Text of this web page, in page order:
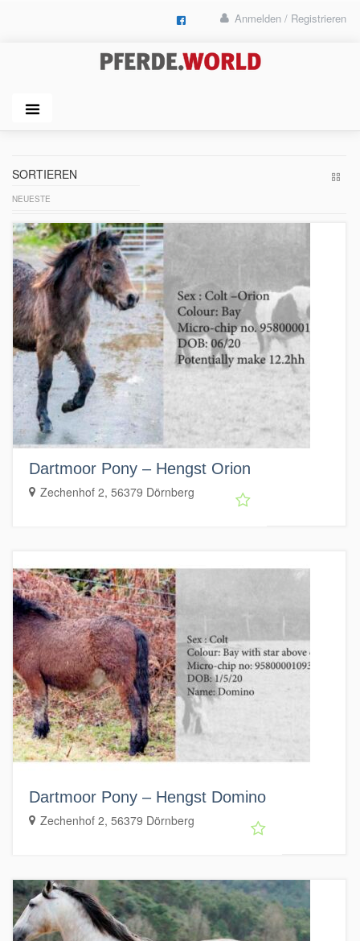
Anmelden / Registrieren
SORTIEREN
NEUESTE
Dartmoor Pony – Hengst Orion
Zechenhof 2, 56379 Dörnberg
Dartmoor Pony – Hengst Domino
Zechenhof 2, 56379 Dörnberg